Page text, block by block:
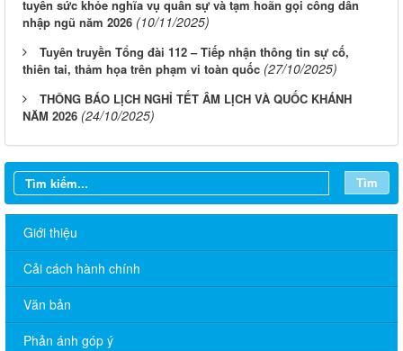
tuyển sức khỏe nghĩa vụ quân sự và tạm hoãn gọi công dân
nhập ngũ năm 2026 (10/11/2025)
Tuyên truyền Tổng đài 112 – Tiếp nhận thông tin sự cố,
thiên tai, thảm họa trên phạm vi toàn quốc (27/10/2025)
THÔNG BÁO LỊCH NGHỈ TẾT ÂM LỊCH VÀ QUỐC KHÁNH
NĂM 2026 (24/10/2025)
Tìm
Giới thiệu
Cải cách hành chính
Văn bản
Phản ánh góp ý